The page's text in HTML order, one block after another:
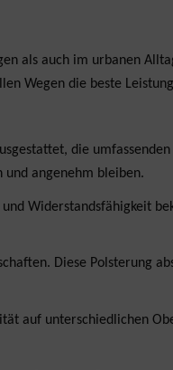
als auch im urbanen
Wegen die beste
die
angenehm bleiben.
Widerstandsfähigkeit
Diese Polsterung
auf unterschiedlichen